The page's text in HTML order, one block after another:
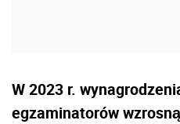
W 2023 r.
egzaminatorów